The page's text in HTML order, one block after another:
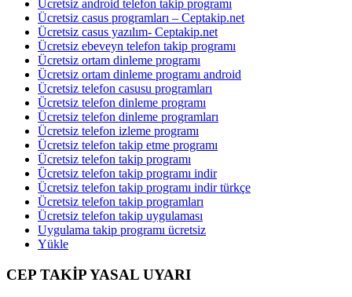
Ücretsiz android telefon takip programı
Ücretsiz casus programları – Ceptakip.net
Ücretsiz casus yazılım- Ceptakip.net
Ücretsiz ebeveyn telefon takip programı
Ücretsiz ortam dinleme programı
Ücretsiz ortam dinleme programı android
Ücretsiz telefon casusu programları
Ücretsiz telefon dinleme programı
Ücretsiz telefon dinleme programları
Ücretsiz telefon izleme programı
Ücretsiz telefon takip etme programı
Ücretsiz telefon takip programı
Ücretsiz telefon takip programı indir
Ücretsiz telefon takip programı indir türkçe
Ücretsiz telefon takip programları
Ücretsiz telefon takip uygulaması
Uygulama takip programı ücretsiz
Yükle
CEP TAKİP YASAL UYARI